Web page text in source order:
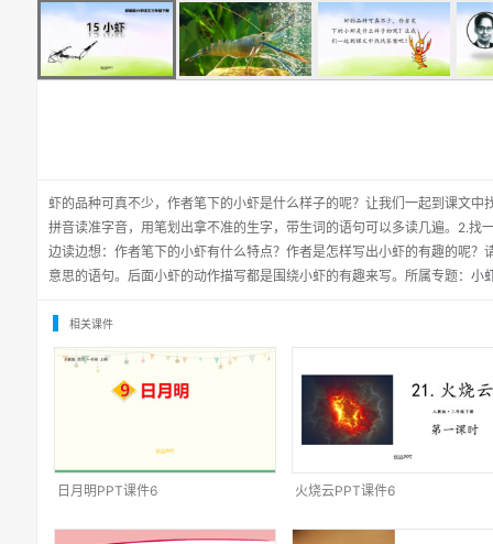
虾的品种可真不少，作者笔下的小虾是什么样子的呢？让我们一起到课文中
拼音读准字音，用笔划出拿不准的生字，带生词的语句可以多读几遍。2.找
边读边想：作者笔下的小虾有什么特点？作者是怎样写出小虾的有趣的呢
意思的语句。后面小虾的动作描写都是围绕小虾的有趣来写。所属专题： 小
相关课件
日月明PPT课件6 火烧云PPT课件6